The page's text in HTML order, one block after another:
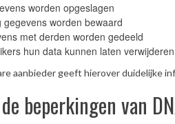
worden opgeslagen
gegevens worden bewaard
met derden worden gedeeld
hun data kunnen laten verwijderen
aanbieder geeft hierover duidelijke
beperkingen van